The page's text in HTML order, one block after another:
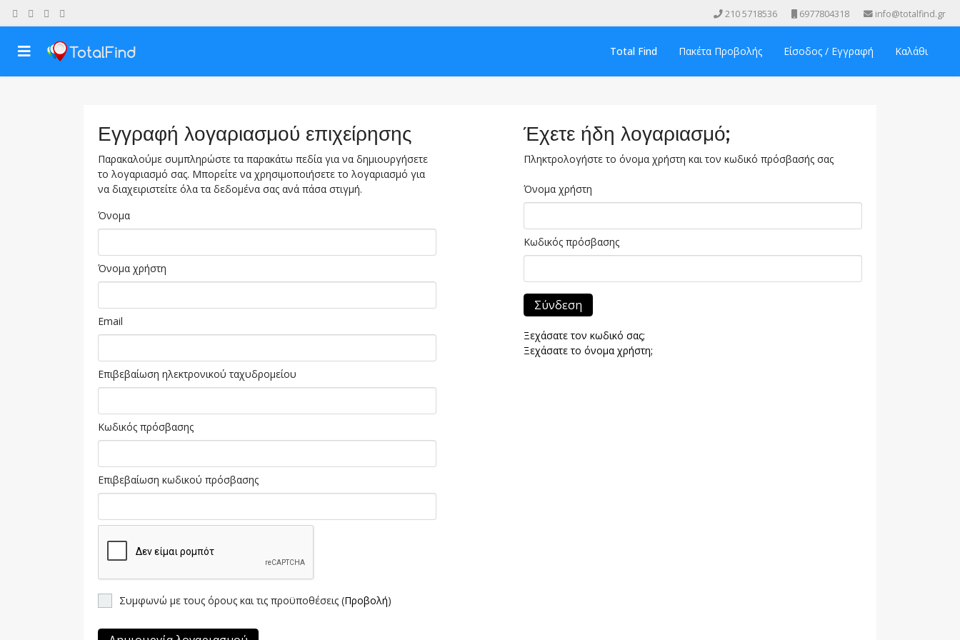
210 5718536 6977804318 info@totalfind.gr
Total Find Πακέτα Προβολής Είσοδος / Εγγραφή Καλάθι
Εγγραφή λογαριασμού επιχείρησης
Παρακαλούμε συμπληρώστε τα παρακάτω πεδία για να δημιουργήσετε
το λογαριασμό σας. Μπορείτε να χρησιμοποιήσετε το λογαριασμό για
να διαχειριστείτε όλα τα δεδομένα σας ανά πάσα στιγμή.
Όνομα
Όνομα χρήστη
Email
Επιβεβαίωση ηλεκτρονικού ταχυδρομείου
Κωδικός πρόσβασης
Επιβεβαίωση κωδικού πρόσβασης
Συμφωνώ με τους όρους και τις προϋποθέσεις (Προβολή)
Έχετε ήδη λογαριασμό;
Πληκτρολογήστε το όνομα χρήστη και τον κωδικό πρόσβασής σας
Όνομα χρήστη
Κωδικός πρόσβασης
Σύνδεση
Ξεχάσατε τον κωδικό σας;
Ξεχάσατε το όνομα χρήστη;